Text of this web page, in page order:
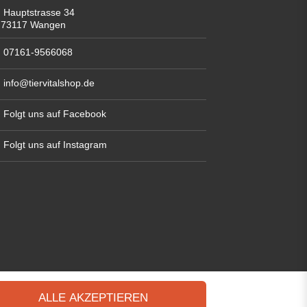
Hauptstrasse 34
73117 Wangen
07161-9566068
info@tiervitalshop.de
Folgt uns auf Facebook
Folgt uns auf Instagram
ALLE AKZEPTIEREN